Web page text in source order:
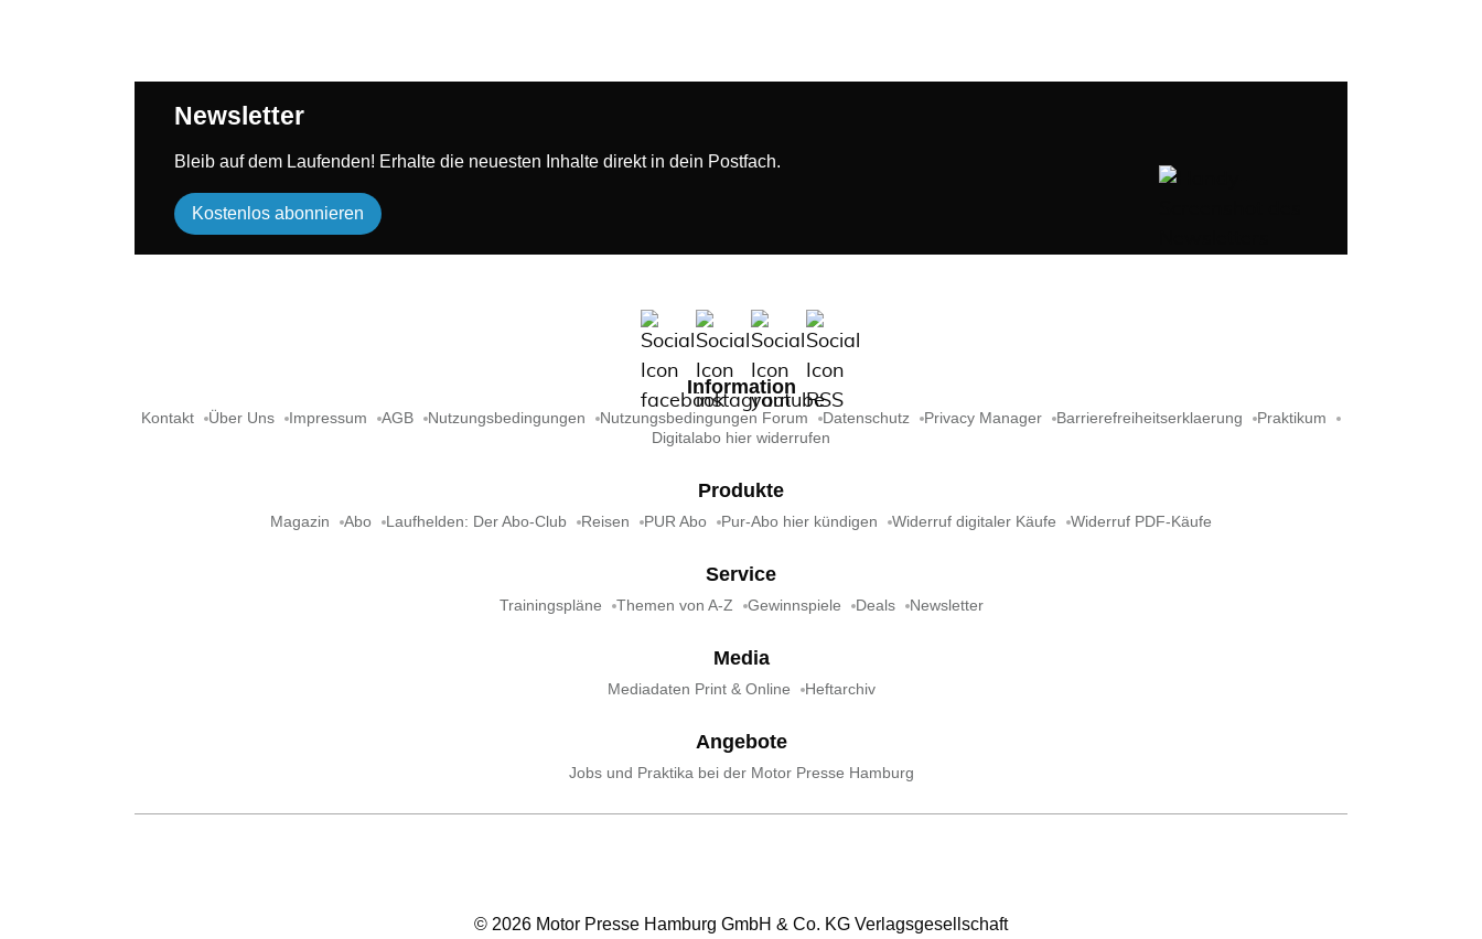
Newsletter
Bleib auf dem Laufenden! Erhalte die neuesten Inhalte direkt in dein Postfach.
Kostenlos abonnieren
Information
Kontakt Über Uns Impressum AGB Nutzungsbedingungen Nutzungsbedingungen Forum Datenschutz Privacy Manager Barrierefreiheitserklaerung
Praktikum
Digitalabo hier widerrufen
Produkte
Magazin Abo Laufhelden: Der Abo-Club Reisen PUR Abo Pur-Abo hier kündigen Widerruf digitaler Käufe Widerruf PDF-Käufe
Service
Trainingspläne Themen von A-Z Gewinnspiele Deals Newsletter
Media
Mediadaten Print & Online Heftarchiv
Angebote
Jobs und Praktika bei der Motor Presse Hamburg
© 2026 Motor Presse Hamburg GmbH & Co. KG Verlagsgesellschaft